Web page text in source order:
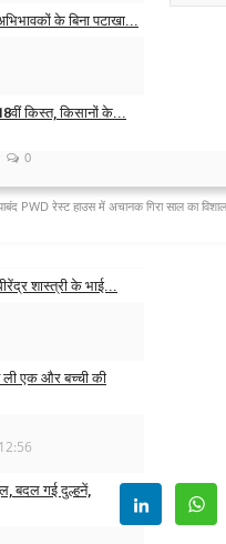
के बिना पटाखा...
किस्त, किसानों के...
0
शास्त्री के भाई...
ली एक और बच्ची की
0
बदल गई दुल्हनें,
PWD रेस्ट हाउस में अचानक गिरा साल का
पर
बाल बचे
collapsed during the very